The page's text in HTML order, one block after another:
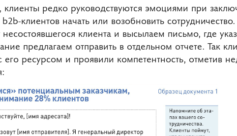
клиенты редко руководствуются эмоциями при
клиентов начать или возобновить сотрудничество.
клиента и высылаем письмо, где
предлагаем отправить в отдельном отчете. Так
ресурсом и проявили компетентность, отметив